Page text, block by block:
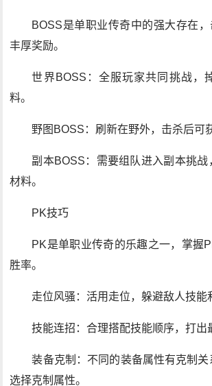
BOSS是单职业传奇中的强大存在
丰厚奖励。
世界BOSS：全服玩家共同挑战，
料。
野图BOSS：刷新在野外，击杀后可
副本BOSS：需要组队进入副本挑战
材料。
PK技巧
PK是单职业传奇的乐趣之一，掌握
胜率。
走位风骚：活用走位，躲避敌人技能
技能连招：合理搭配技能顺序，打出
装备克制：不同的装备属性有克制
选择克制属性。